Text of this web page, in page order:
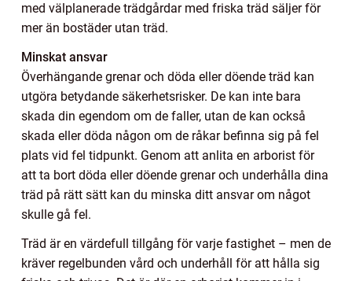
med välplanerade trädgårdar med friska träd säljer för
mer än bostäder utan träd.
Minskat ansvar
Överhängande grenar och döda eller döende träd kan
utgöra betydande säkerhetsrisker. De kan inte bara
skada din egendom om de faller, utan de kan också
skada eller döda någon om de råkar befinna sig på fel
plats vid fel tidpunkt. Genom att anlita en arborist för
att ta bort döda eller döende grenar och underhålla dina
träd på rätt sätt kan du minska ditt ansvar om något
skulle gå fel.
Träd är en värdefull tillgång för varje fastighet – men de
kräver regelbunden vård och underhåll för att hålla sig